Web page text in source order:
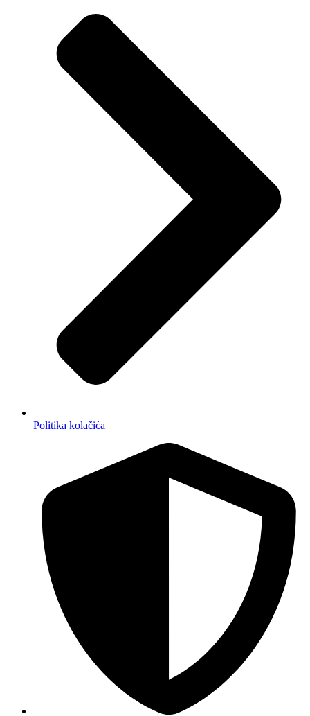
Politika kolačića